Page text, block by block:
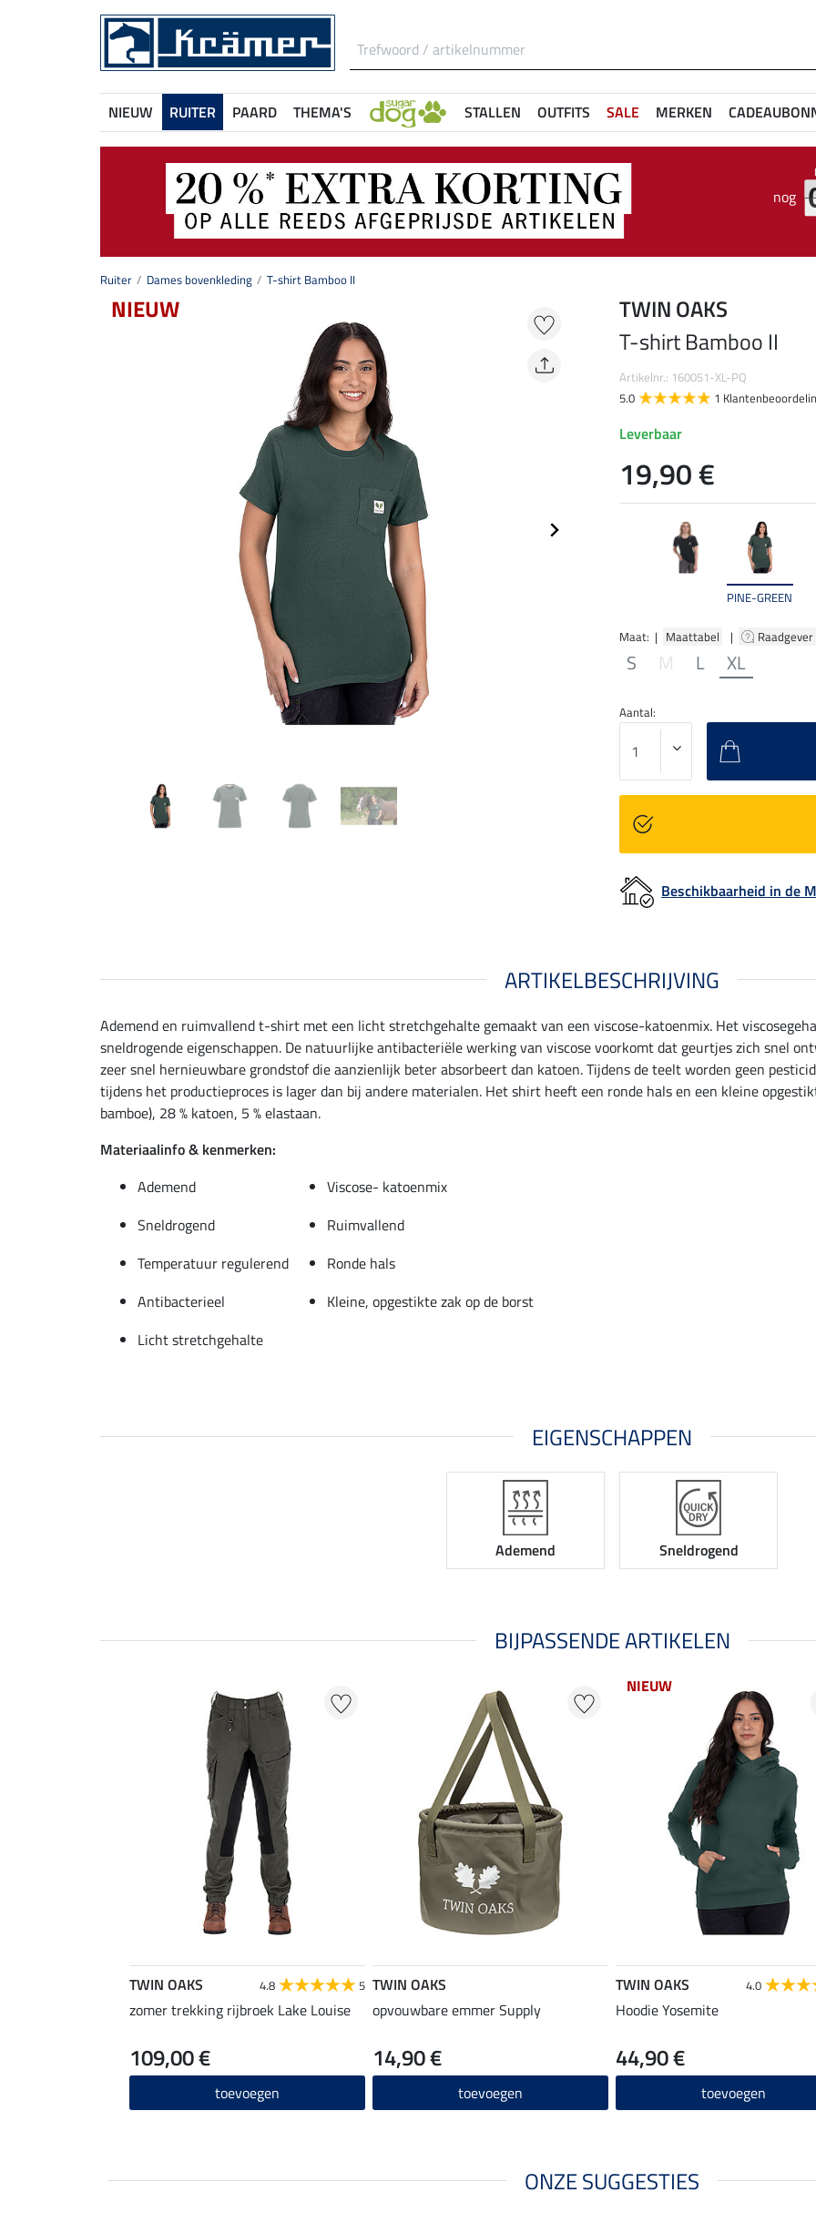
NIEUW RUITER PAARD THEMA'S STALLEN OUTFITS SALE MERKEN
nog
Ruiter Dames bovenkleding T-shirt Bamboo II
NIEUW
PINE-GREEN
Maat: | Maattabel | Raadgever
S M L XL
TWIN OAKS
T-shirt Bamboo II
Artikelnr.: 160051-XL-PQ
5.0
1
Leverbaar
19,90 €
Aantal:
Beschikbaarheid in de
ARTIKELBESCHRIJVING
Ademend en ruimvallend t-shirt met een licht stretchgehalte gemaakt van een viscose-katoenmix. Het
sneldrogende eigenschappen. De natuurlijke antibacteriële werking van viscose voorkomt dat geurtjes zich snel
zeer snel hernieuwbare grondstof die aanzienlijk beter absorbeert dan katoen. Tijdens de teelt worden geen
tijdens het productieproces is lager dan bij andere materialen. Het shirt heeft een ronde hals en een kleine
bamboe), 28 % katoen, 5 % elastaan.
Materiaalinfo & kenmerken:
Ademend
Viscose- katoenmix
Sneldrogend
Ruimvallend
Temperatuur regulerend
Ronde hals
Antibacterieel
Kleine, opgestikte zak op de borst
Licht stretchgehalte
EIGENSCHAPPEN
Ademend Sneldrogend
BIJPASSENDE ARTIKELEN
TWIN OAKS 4.8 5
zomer trekking rijbroek Lake Louise
109,00 €
toevoegen
TWIN OAKS
opvouwbare emmer Supply
14,90 €
toevoegen
NIEUW
TWIN OAKS 4.0
Hoodie Yosemite
44,90 €
toevoegen
ONZE SUGGESTIES